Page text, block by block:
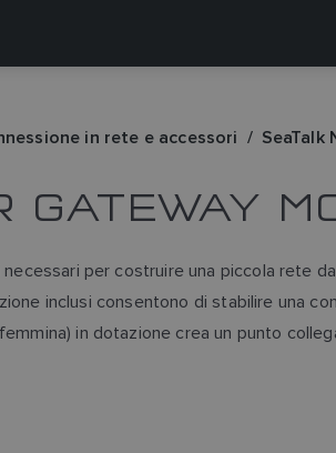
in rete e accessori SeaTalk
GATEWAY
per costruire una piccola rete
inclusi consentono di stabilire una
in dotazione crea un punto